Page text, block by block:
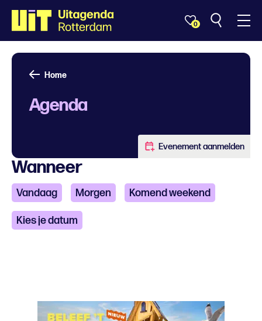
0
Home
Agenda
Evenement aanmelden
Wanneer
Vandaag Morgen Komend weekend
Kies je datum